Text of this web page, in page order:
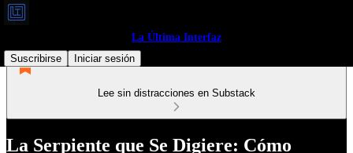
La Última Interfaz
Suscribirse
Iniciar sesión
Lee sin distracciones en Substack
La Serpiente que Se Digiere: Cómo